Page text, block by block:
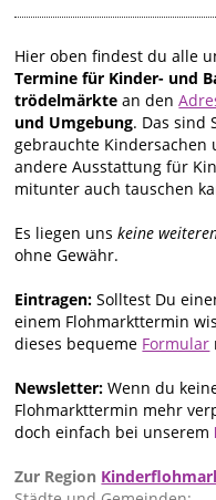
Hier oben findest du alle
Termine für Kinder- und
trödelmärkte an den
und Umgebung. Das sind
gebrauchte Kindersachen
andere Ausstattung für
mitunter auch tauschen
Es liegen unskeine
ohne Gewähr.
Eintragen:Solltest Du
einem Flohmarkttermin
dieses bequeme Formular
Newsletter: Wenn du
Flohmarkttermin mehr
doch einfach bei unserem
Zur Region